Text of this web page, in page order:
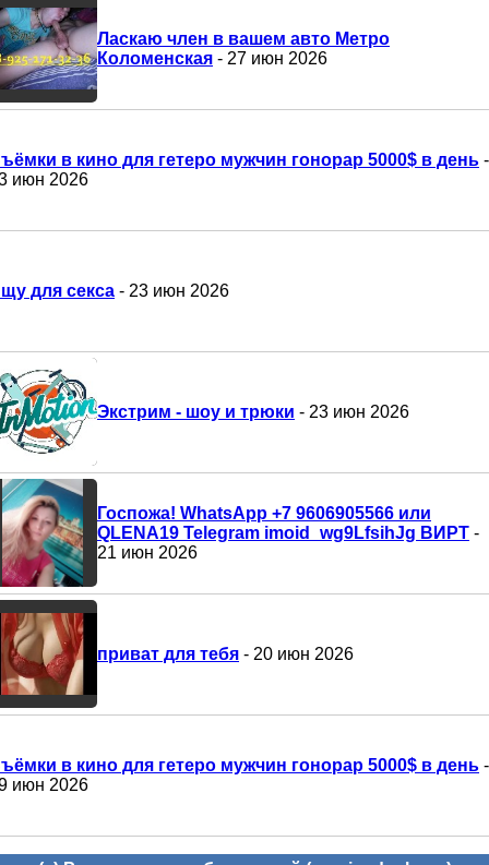
Ласкаю член в вашем авто Метро
Коломенская - 27 июн 2026
в кино для гетеро мужчин гонорар 5000$ в день -
июн 2026
для секса - 23 июн 2026
Экстрим - шоу и трюки - 23 июн 2026
Госпожа! WhatsApp +7 9606905566 или
QLENA19 Telegram imoid_wg9LfsihJg ВИРТ -
21 июн 2026
приват для тебя - 20 июн 2026
в кино для гетеро мужчин гонорар 5000$ в день -
июн 2026